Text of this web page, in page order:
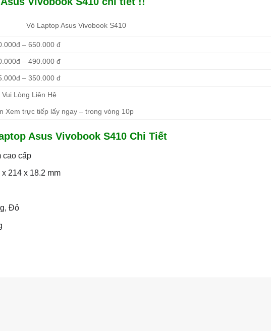
Vỏ Laptop Asus Vivobook S410
– 650.000 đ
– 490.000 đ
– 350.000 đ
Vui Lòng Liên Hệ
Xem trực tiếp lấy ngay – trong vòng 10p
Asus Vivobook S410 Chi Tiết
cao cấp
214 x 18.2 mm
Đỏ